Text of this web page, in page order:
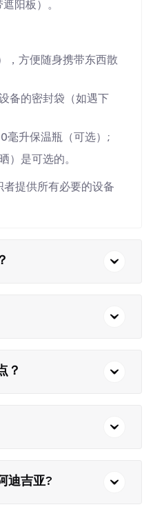
阳板）。
，方便随身携带东西散
备的密封袋（如遇下
毫升保温瓶（可选）;
）是可选的。
提供所有必要的设备
？
迪吉亚?